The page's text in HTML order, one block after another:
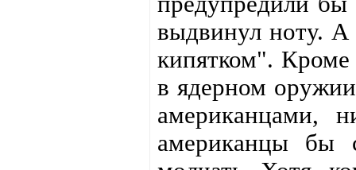
выдвинул ноту.
кипятком".
в ядерном
американцами,
американцы бы